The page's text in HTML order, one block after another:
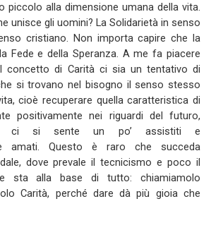
piccolo alla dimensione umana della vita.
unisce gli uomini? La Solidarietà in senso
cristiano. Non importa capire che la
Fede e della Speranza. A me fa piacere
concetto di Carità ci sia un tentativo di
si trovano nel bisogno il senso stesso
cioè recuperare quella caratteristica di
positivamente nei riguardi del futuro,
ci si sente un po’ assistiti e
amati. Questo è raro che succeda
dove prevale il tecnicismo e poco il
sta alla base di tutto: chiamiamolo
Carità, perché dare dà più gioia che